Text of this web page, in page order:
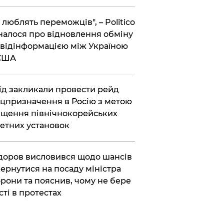
люблять переможців", – Politico
про відновлення обміну
між Україною
закликали провести рейд
в Росію з метою
північнокорейських
установок
висловився щодо шансів
на посаду міністра
та пояснив, чому не бере
в протестах